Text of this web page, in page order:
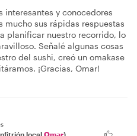
interesantes y conocedores
sus rápidas respuestas
planificar nuestro recorrido, lo
Señalé algunas cosas
del sushi, creó un omakase
¡Gracias, Omar!
local Omar)